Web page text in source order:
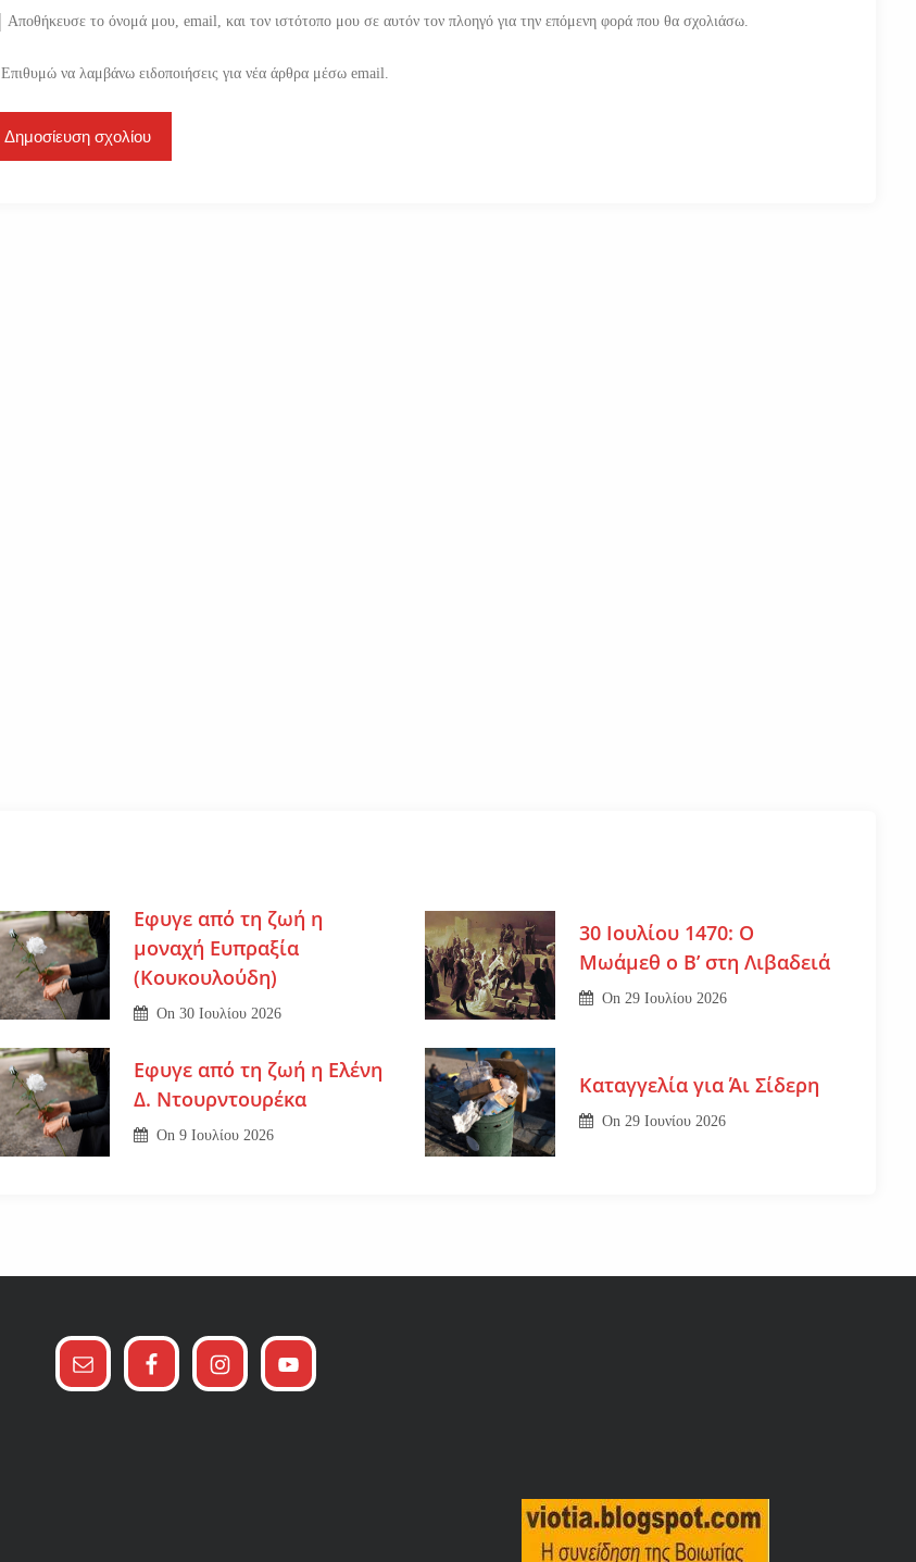
Αποθήκευσε το όνομά μου, email, και τον ιστότοπο μου σε αυτόν τον πλοηγό για την επόμενη φορά που θα σχολιάσω.
Επιθυμώ να λαμβάνω ειδοποιήσεις για νέα άρθρα μέσω email.
Εφυγε από τη ζωή η
μοναχή Ευπραξία
(Κουκουλούδη)
On30 Ιουλίου 2026
30 Ιουλίου 1470: Ο
Μωάμεθ ο Β’ στη Λιβαδειά
On29 Ιουλίου 2026
Εφυγε από τη ζωή η Ελένη
Δ. Ντουρντουρέκα
On9 Ιουλίου 2026
Καταγγελία για Άι Σίδερη
On 29 Ιουνίου 2026